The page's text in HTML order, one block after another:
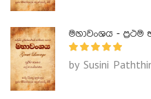
මහාවංශය - ප්‍රථම
by Susini